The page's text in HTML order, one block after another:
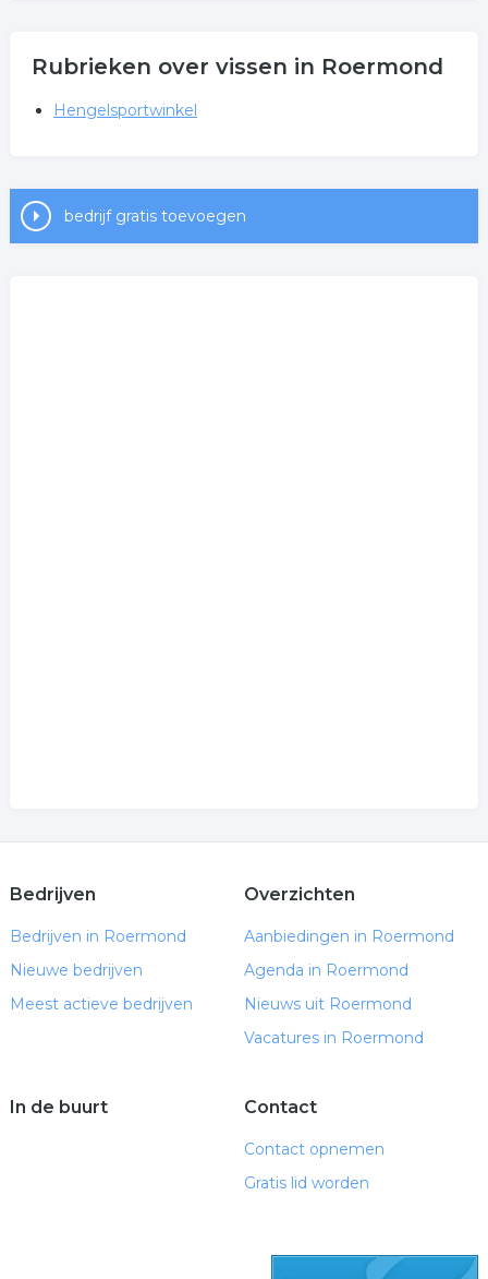
Rubrieken over vissen in Roermond
Hengelsportwinkel
bedrijf gratis toevoegen
Bedrijven
Bedrijven in Roermond
Nieuwe bedrijven
Meest actieve bedrijven
Overzichten
Aanbiedingen in Roermond
Agenda in Roermond
Nieuws uit Roermond
Vacatures in Roermond
In de buurt Contact
Contact opnemen
Gratis lid worden